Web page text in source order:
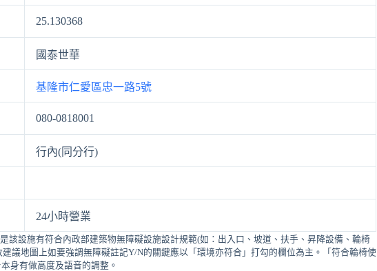
25.130368
國泰世華
基隆市仁愛區忠一路5號
080-0818001
行內(同分行)
24小時營業
該設施有符合內政部建築物無障礙設施設計規範(如：出入口、坡道、扶手、昇降設備、輪椅
議地圖上如要強調無障礙註記Y/N的關鍵應以「環境亦符合」打勾的欄位為主。「符合輪椅使
身有做高度及語音的調整。